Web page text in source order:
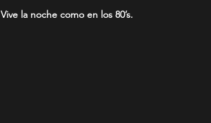
Vive la noche como en los 80’s.